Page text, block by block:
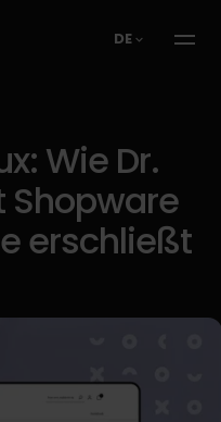
DE
Wie Dr.
Shopware
erschließt